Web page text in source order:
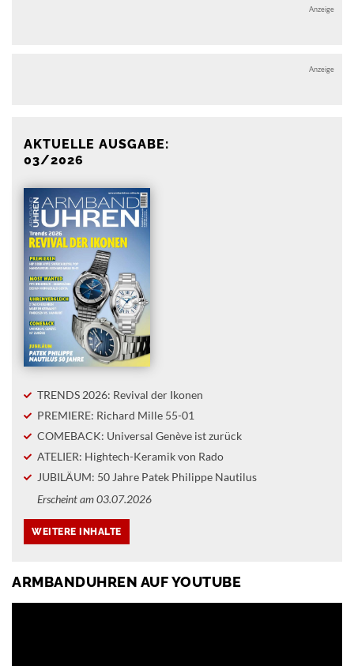
Anzeige
Anzeige
AKTUELLE AUSGABE:
03/2026
TRENDS 2026: Revival der Ikonen
PREMIERE: Richard Mille 55-01
COMEBACK: Universal Genève ist zurück
ATELIER: Hightech-Keramik von Rado
JUBILÄUM: 50 Jahre Patek Philippe Nautilus
Erscheint am 03.07.2026
ARMBANDUHREN AUF YOUTUBE